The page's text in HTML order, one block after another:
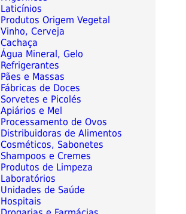
Laticínios
Produtos Origem Vegetal
Vinho, Cerveja
Cachaça
Água Mineral, Gelo
Refrigerantes
Pães e Massas
Fábricas de Doces
Sorvetes e Picolés
Apiários e Mel
Processamento de Ovos
Distribuidoras de Alimentos
Cosméticos, Sabonetes
Shampoos e Cremes
Produtos de Limpeza
Laboratórios
Unidades de Saúde
Hospitais